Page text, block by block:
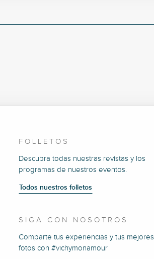
FOLLETOS
Descubra todas nuestras revistas y los
programas de nuestros eventos.
Todos nuestros folletos
SIGA CON NOSOTROS
Comparte tus experiencias y tus mejores
fotos con #vichymonamour